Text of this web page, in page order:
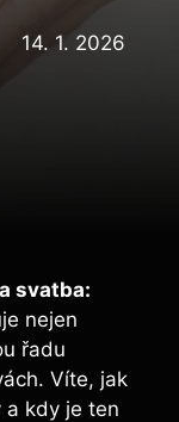
14. 1. 2026
svatba:
nejen
řadu
Víte, jak
a kdy je ten